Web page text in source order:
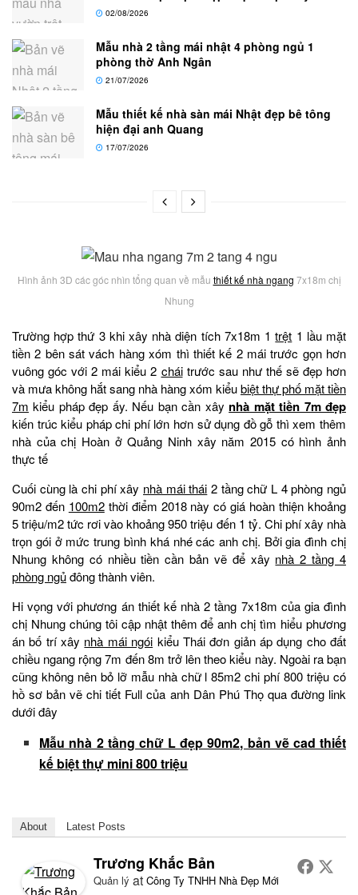
02/08/2026
Mẫu nhà 2 tầng mái nhật 4 phòng ngủ 1
phòng thờ Anh Ngân
21/07/2026
Mẫu thiết kế nhà sàn mái Nhật đẹp bê tông
hiện đại anh Quang
17/07/2026
Hình ảnh 3D các góc nhìn tổng quan về mẫu thiết kế nhà ngang 7x18m chị
Nhung
Trường hợp thứ 3 khi xây nhà diện tích 7x18m 1trệt 1 lầu mặt
tiền 2 bên sát vách hàng xóm thì thiết kế 2 mái trước gọn hơn
vuông góc với 2 mái kiểu 2 cháitrước sau như thế sẽ đẹp hơn
và mưa không hắt sang nhà hàng xóm kiểubiệt thự phố mặt tiền
7m kiểu pháp đẹp ấy. Nếu bạn cần xây nhà mặt tiền 7m đẹp
kiến trúc kiểu pháp chi phí lớn hơn sử dụng đồ gỗ thì xem thêm
nhà của chị Hoàn ở Quảng Ninh xây năm 2015 có hình ảnh
thực tế
Cuối cùng là chi phí xây nhà mái thái 2 tầng chữ L 4 phòng ngủ
90m2 đến 100m2thời điểm 2018 này có giá hoàn thiện khoảng
5 triệu/m2 tức rơi vào khoảng 950 triệu đến 1 tỷ. Chi phí xây nhà
trọn gói ở mức trung bình khá nhé các anh chị. Bởi gia đình chị
Nhung không có nhiều tiền cần bản vẽ để xây nhà 2 tầng 4
phòng ngủđông thành viên.
Hi vọng với phương án thiết kế nhà 2 tầng 7x18m của gia đình
chị Nhung chúng tôi cập nhật thêm để anh chị tìm hiểu phương
án bố trí xây nhà mái ngói kiểu Thái đơn giản áp dụng cho đất
chiều ngang rộng 7m đến 8m trở lên theo kiểu này. Ngoài ra bạn
cũng không nên bỏ lỡ mẫu nhà chữ l 85m2 chi phí 800 triệu có
hồ sơ bản vẽ chi tiết Full của anh Dân Phú Thọ qua đường link
dưới đây
Mẫu nhà 2 tầng chữ L đẹp 90m2, bản vẽ cad thiết
kế biệt thự mini 800 triệu
About Latest Posts
Trương Khắc Bản
Quản lý at Công Ty TNHH Nhà Đẹp Mới